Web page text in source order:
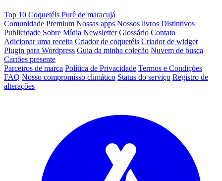
Top 10 Coquetéis Purê de maracujá
Comunidade Premium Nossas apps Nossos livros Distintivos
Publicidade Sobre Mídia Newsletter Glossário Contato
Adicionar uma receita Criador de coquetéis Criador de widget
Plugin para Wordpress Guia da minha coleção Nuvem de busca
Cartões presente
Parceiros de marca Política de Privacidade Termos e Condições
FAQ Nosso compromisso climático Status do serviço Registro de
alterações